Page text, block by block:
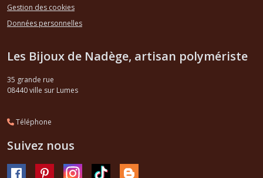
Gestion des cookies
Données personnelles
Les Bijoux de Nadège, artisan polymériste
35 grande rue
08440ville sur Lumes
Téléphone
Suivez nous